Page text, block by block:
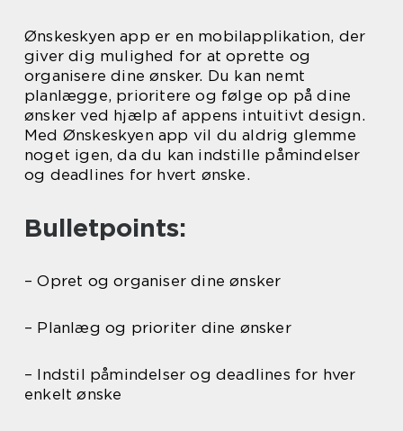
Ønskeskyen app er en mobilapplikation, der
giver dig mulighed for at oprette og
organisere dine ønsker. Du kan nemt
planlægge, prioritere og følge op på dine
ønsker ved hjælp af appens intuitivt design.
Med Ønskeskyen app vil du aldrig glemme
noget igen, da du kan indstille påmindelser
og deadlines for hvert ønske.
Bulletpoints:
– Opret og organiser dine ønsker
– Planlæg og prioriter dine ønsker
– Indstil påmindelser og deadlines for hver
enkelt ønske